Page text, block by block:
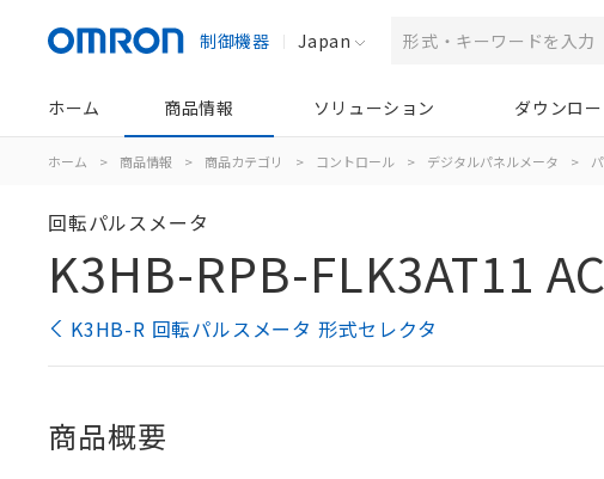
制御機器 Japan
ホーム 商品情報 ソリューション ダウンロー
ホーム > 商品情報 > 商品カテゴリ > コントロール > デジタルパネルメータ >
回転パルスメータ
K3HB-RPB-FLK3AT11
K3HB-R 回転パルスメータ 形式セレクタ
商品概要